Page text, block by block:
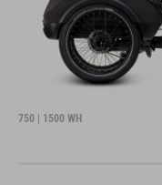
750 | 1500 WH